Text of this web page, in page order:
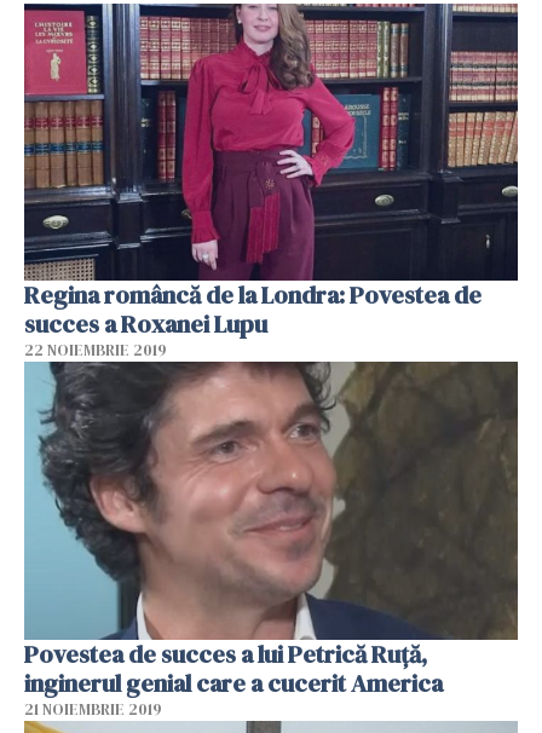
Regina româncă de la Londra: Povestea de
succes a Roxanei Lupu
22 NOIEMBRIE 2019
Povestea de succes a lui Petrică Ruţă,
inginerul genial care a cucerit America
21 NOIEMBRIE 2019